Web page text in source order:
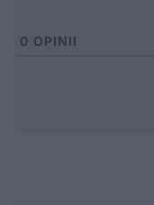
0 OPINII